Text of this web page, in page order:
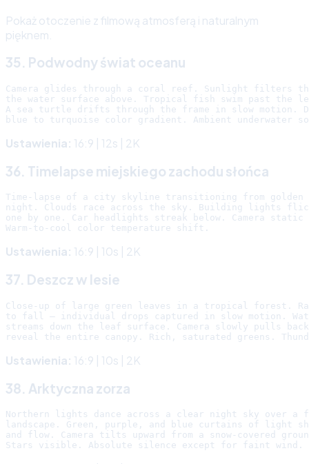
Pokaż otoczenie z filmową atmosferą i naturalnym
pięknem.
35. Podwodny świat oceanu
Camera glides through a coral reef. Sunlight filters
the water surface above. Tropical fish swim past the
A sea turtle drifts through the frame in slow motion.
Ustawienia: 16:9 | 12s | 2K
36. Timelapse miejskiego zachodu słońca
Time-lapse of a city skyline transitioning from golden
night. Clouds race across the sky. Building lights
one by one. Car headlights streak below. Camera
Ustawienia: 16:9 | 10s | 2K
37. Deszcz w lesie
Close-up of large green leaves in a tropical forest.
to fall — individual drops captured in slow motion.
streams down the leaf surface. Camera slowly pulls
Ustawienia: 16:9 | 10s | 2K
38. Arktyczna zorza
Northern lights dance across a clear night sky over a
landscape. Green, purple, and blue curtains of light
and flow. Camera tilts upward from a snow-covered